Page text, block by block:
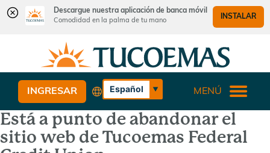
Descargue nuestra aplicación de banca móvil
Comodidad en la palma de tu mano
INSTALAR
contenido
inicio
sesión
de
banca
web
¿Qué
podemos
ayudarle
a
encontrar?
Español
English
INGRESAR MENÚ
Está a punto de abandonar el
sitio web de Tucoemas Federal